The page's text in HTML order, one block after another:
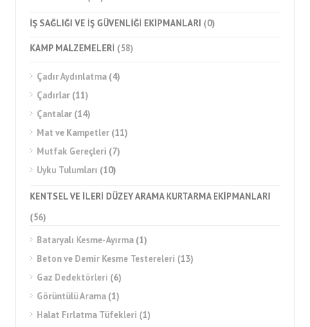
İŞ SAĞLIĞI VE İŞ GÜVENLİĞİ EKİPMANLARI (0)
KAMP MALZEMELERİ (58)
Çadır Aydınlatma (4)
Çadırlar (11)
Çantalar (14)
Mat ve Kampetler (11)
Mutfak Gereçleri (7)
Uyku Tulumları (10)
KENTSEL VE İLERİ DÜZEY ARAMA KURTARMA EKİPMANLARI
(56)
Bataryalı Kesme-Ayırma (1)
Beton ve Demir Kesme Testereleri (13)
Gaz Dedektörleri (6)
Görüntülü Arama (1)
Halat Fırlatma Tüfekleri (1)